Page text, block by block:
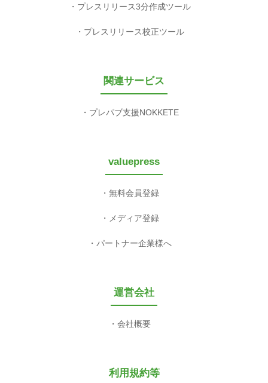
プレスリリース3分作成ツール
プレスリリース校正ツール
関連サービス
プレパブ支援NOKKETE
valuepress
無料会員登録
メディア登録
パートナー企業様へ
運営会社
会社概要
利用規約等